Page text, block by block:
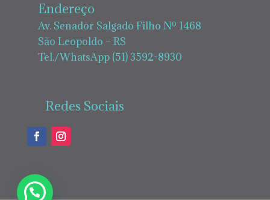
Endereço
Av. Senador Salgado Filho Nº 1468
São Leopoldo – RS
Tel./WhatsApp (51) 3592-8930
Redes Sociais